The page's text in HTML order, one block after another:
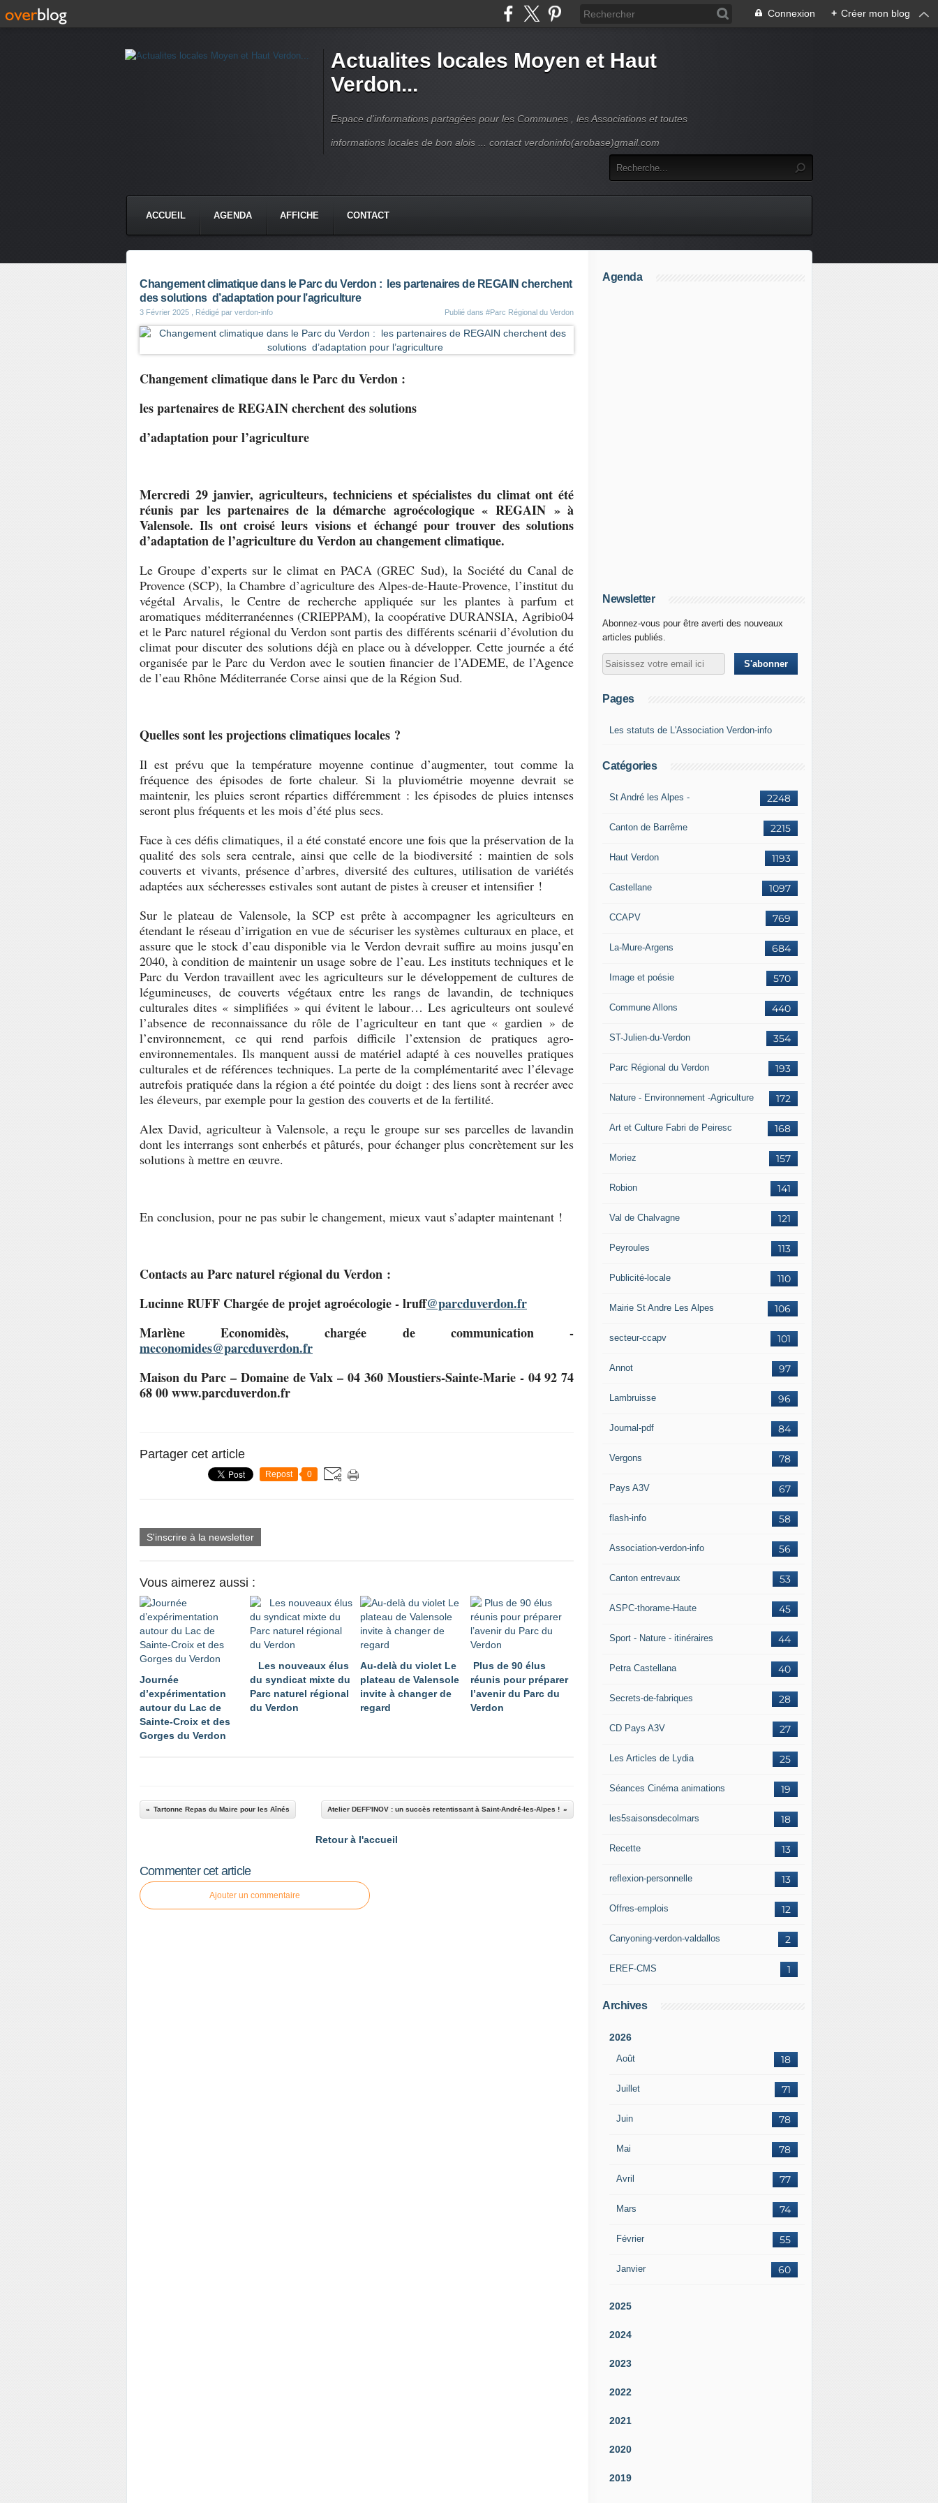
Connexion + Créer mon blog
Actualites locales Moyen et Haut
Verdon...
Espace d'informations partagées pour les Communes , les Associations et toutes
informations locales de bon alois ... contact verdoninfo(arobase)gmail.com
ACCUEIL AGENDA AFFICHE CONTACT
Changement climatique dans le Parc du Verdon : les partenaires de REGAIN cherchent
des solutions d’adaptation pour l’agriculture
3 Février 2025 , Rédigé par verdon-info Publié dans #Parc Régional du Verdon
Changement climatique dans le Parc du Verdon :
les partenaires de REGAIN cherchent des solutions
d’adaptation pour l’agriculture
Mercredi 29 janvier, agriculteurs, techniciens et spécialistes du climat ont été
réunis par les partenaires de la démarche agroécologique « REGAIN » à
Valensole. Ils ont croisé leurs visions et échangé pour trouver des solutions
d’adaptation de l’agriculture du Verdon au changement climatique.
Le Groupe d’experts sur le climat en PACA (GREC Sud), la Société du Canal de
Provence (SCP), la Chambre d’agriculture des Alpes-de-Haute-Provence, l’institut du
végétal Arvalis, le Centre de recherche appliquée sur les plantes à parfum et
aromatiques méditerranéennes (CRIEPPAM), la coopérative DURANSIA, Agribio04
et le Parc naturel régional du Verdon sont partis des différents scénarii d’évolution du
climat pour discuter des solutions déjà en place ou à développer. Cette journée a été
organisée par le Parc du Verdon avec le soutien financier de l’ADEME, de l’Agence
de l’eau Rhône Méditerranée Corse ainsi que de la Région Sud.
Quelles sont les projections climatiques locales ?
Il est prévu que la température moyenne continue d’augmenter, tout comme la
fréquence des épisodes de forte chaleur. Si la pluviométrie moyenne devrait se
maintenir, les pluies seront réparties différemment : les épisodes de pluies intenses
seront plus fréquents et les mois d’été plus secs.
Face à ces défis climatiques, il a été constaté encore une fois que la préservation de la
qualité des sols sera centrale, ainsi que celle de la biodiversité : maintien de sols
couverts et vivants, présence d’arbres, diversité des cultures, utilisation de variétés
adaptées aux sécheresses estivales sont autant de pistes à creuser et intensifier !
Sur le plateau de Valensole, la SCP est prête à accompagner les agriculteurs en
étendant le réseau d’irrigation en vue de sécuriser les systèmes culturaux en place, et
assure que le stock d’eau disponible via le Verdon devrait suffire au moins jusqu’en
2040, à condition de maintenir un usage sobre de l’eau. Les instituts techniques et le
Parc du Verdon travaillent avec les agriculteurs sur le développement de cultures de
légumineuses, de couverts végétaux entre les rangs de lavandin, de techniques
culturales dites « simplifiées » qui évitent le labour… Les agriculteurs ont soulevé
l’absence de reconnaissance du rôle de l’agriculteur en tant que « gardien » de
l’environnement, ce qui rend parfois difficile l’extension de pratiques agro-
environnementales. Ils manquent aussi de matériel adapté à ces nouvelles pratiques
culturales et de références techniques. La perte de la complémentarité avec l’élevage
autrefois pratiquée dans la région a été pointée du doigt : des liens sont à recréer avec
les éleveurs, par exemple pour la gestion des couverts et de la fertilité.
Alex David, agriculteur à Valensole, a reçu le groupe sur ses parcelles de lavandin
dont les interrangs sont enherbés et pâturés, pour échanger plus concrètement sur les
solutions à mettre en œuvre.
En conclusion, pour ne pas subir le changement, mieux vaut s’adapter maintenant !
Contacts au Parc naturel régional du Verdon :
Lucinne RUFF Chargée de projet agroécologie - lruff@parcduverdon.fr
Marlène Economidès, chargée de communication -
meconomides@parcduverdon.fr
Maison du Parc – Domaine de Valx – 04 360 Moustiers-Sainte-Marie - 04 92 74
68 00 www.parcduverdon.fr
Partager cet article
Repost 0
S'inscrire à la newsletter
Vous aimerez aussi :
Journée
d’expérimentation
autour du Lac de
Sainte-Croix et des
Gorges du Verdon
Les nouveaux élus
du syndicat mixte du
Parc naturel régional
du Verdon
Au-delà du violet Le
plateau de Valensole
invite à changer de
regard
Plus de 90 élus
réunis pour préparer
l’avenir du Parc du
Verdon
Tartonne Repas du Maire pour les Aînés Atelier DEFF'INOV : un succès retentissant à Saint-André-les-Alpes !
Retour à l'accueil
Commenter cet article
Ajouter un commentaire
Agenda
Newsletter
Abonnez-vous pour être averti des nouveaux
articles publiés.
Pages
Les statuts de L'Association Verdon-info
Catégories
2248
St André les Alpes -
2215
Canton de Barrême
1193
Haut Verdon
1097
Castellane
769
CCAPV
684
La-Mure-Argens
570
Image et poésie
440
Commune Allons
354
ST-Julien-du-Verdon
193
Parc Régional du Verdon
172
Nature - Environnement -Agriculture
168
Art et Culture Fabri de Peiresc
157
Moriez
141
Robion
121
Val de Chalvagne
113
Peyroules
110
Publicité-locale
106
Mairie St Andre Les Alpes
101
secteur-ccapv
97
Annot
96
Lambruisse
84
Journal-pdf
78
Vergons
67
Pays A3V
58
flash-info
56
Association-verdon-info
53
Canton entrevaux
45
ASPC-thorame-Haute
44
Sport - Nature - itinéraires
40
Petra Castellana
28
Secrets-de-fabriques
27
CD Pays A3V
25
Les Articles de Lydia
19
Séances Cinéma animations
18
les5saisonsdecolmars
13
Recette
13
reflexion-personnelle
12
Offres-emplois
2
Canyoning-verdon-valdallos
1
EREF-CMS
Archives
2026
Août 18
Juillet 71
Juin 78
Mai 78
Avril 77
Mars 74
Février 55
Janvier 60
2025
2024
2023
2022
2021
2020
2019